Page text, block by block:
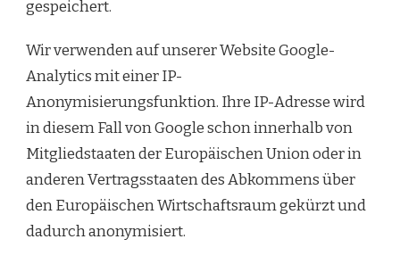
gespeichert.
Wir verwenden auf unserer Website Google-
Analytics mit einer IP-
Anonymisierungsfunktion. Ihre IP-Adresse wird
in diesem Fall von Google schon innerhalb von
Mitgliedstaaten der Europäischen Union oder in
anderen Vertragsstaaten des Abkommens über
den Europäischen Wirtschaftsraum gekürzt und
dadurch anonymisiert.